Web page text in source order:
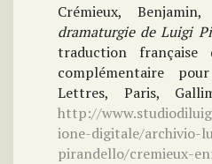
Crémieux,
dramaturgie de Luigi
traduction française
complémentaire
Lettres, Paris,
http://
ione-digitale/archivio-
pirandello/cremieux-